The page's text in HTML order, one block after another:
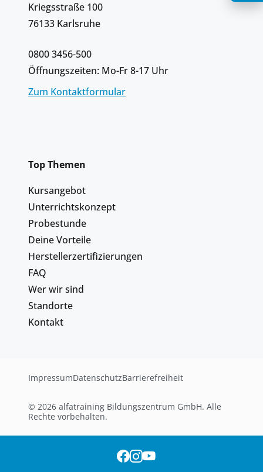
Kriegsstraße 100
76133 Karlsruhe
0800 3456-500
Öffnungszeiten: Mo-Fr 8-17 Uhr
Zum Kontaktformular
Top Themen
Kursangebot
Unterrichtskonzept
Probestunde
Deine Vorteile
Herstellerzertifizierungen
FAQ
Wer wir sind
Standorte
Kontakt
ImpressumDatenschutzBarrierefreiheit
© 2026 alfatraining Bildungszentrum GmbH. Alle
Rechte vorbehalten.